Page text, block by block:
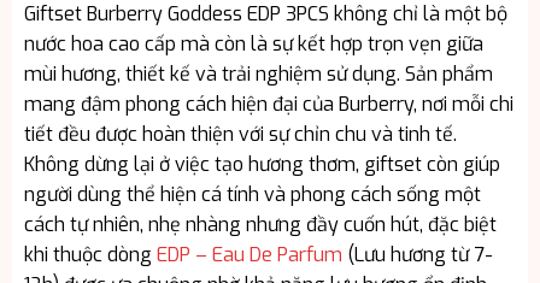
Giftset Burberry Goddess EDP 3PCS không chỉ là một bộ
nước hoa cao cấp mà còn là sự kết hợp trọn vẹn giữa
mùi hương, thiết kế và trải nghiệm sử dụng. Sản phẩm
mang đậm phong cách hiện đại của Burberry, nơi mỗi chi
tiết đều được hoàn thiện với sự chỉn chu và tinh tế.
Không dừng lại ở việc tạo hương thơm, giftset còn giúp
người dùng thể hiện cá tính và phong cách sống một
cách tự nhiên, nhẹ nhàng nhưng đầy cuốn hút, đặc biệt
khi thuộc dòng EDP – Eau De Parfum (Lưu hương từ 7-